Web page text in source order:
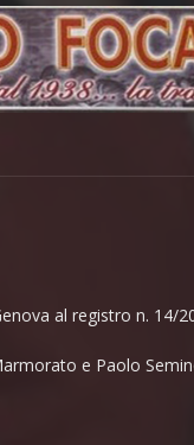
al registro n. 14/
e Paolo